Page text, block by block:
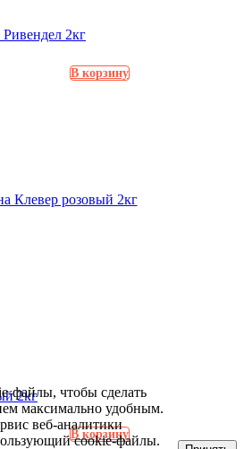
2кг
В корзину
2кг
В корзину
файлы, чтобы сделать
максимально удобным.
веб-аналитики
cookie-файлы.